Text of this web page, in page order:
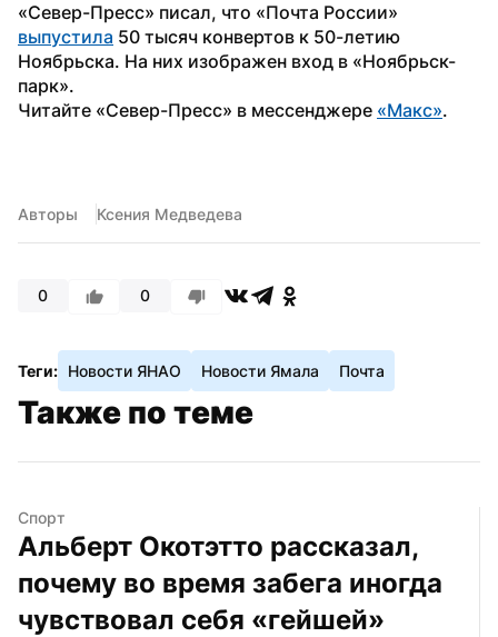
выпустила 50 тысяч конвертов к 50-летию
Ноябрьска. На них изображен вход в «Ноябрьск-
парк».
Читайте «Север-Пресс» в мессенджере «Макс».
Авторы Ксения Медведева
0 0
Теги: Новости ЯНАО Новости Ямала Почта
Также по теме
Спорт
Альберт Окотэтто рассказал,
почему во время забега иногда
чувствовал себя «гейшей»